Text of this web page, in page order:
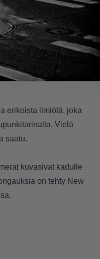
erikoista ilmiötä, joka
Vielä
saatu.
kuvasivat kadulle
on tehty New